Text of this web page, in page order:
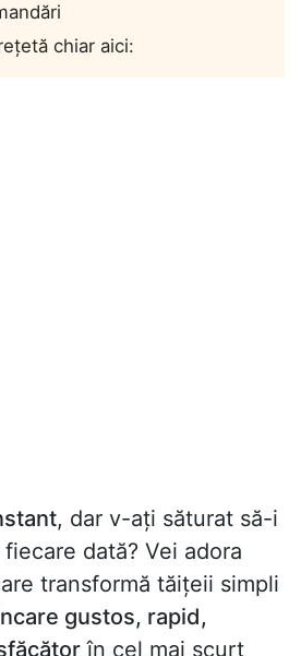
chiar aici:
, dar v-ați săturat să-i
dată? Vei adora
transformă tăițeii simpli
gustos, rapid,
în cel mai scurt